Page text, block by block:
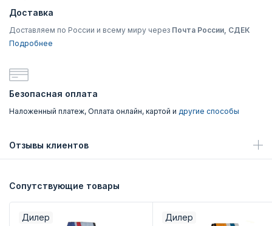
Доставка
Доставляем по России и всему миру через Почта России, СДЕК
Подробнее
Безопасная оплата
Наложенный платеж, Оплата онлайн, картой и другие способы
Отзывы клиентов
Сопутствующие товары
Дилер Дилер